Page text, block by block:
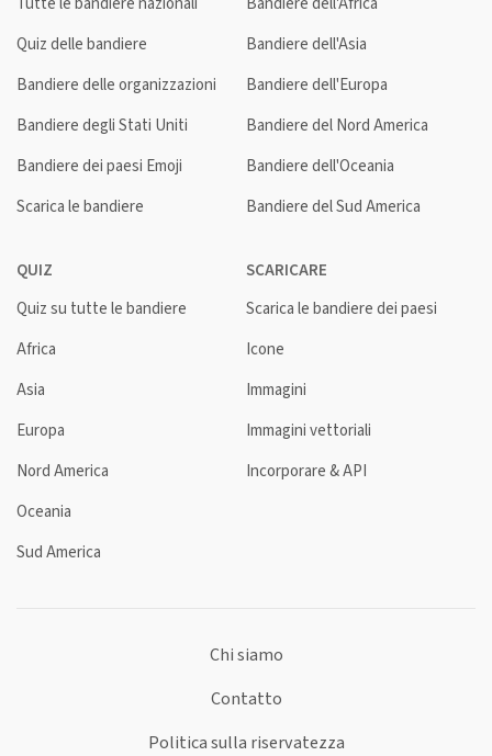
Quiz delle bandiere
Bandiere delle organizzazioni
Bandiere degli Stati Uniti
Bandiere dei paesi Emoji
Scarica le bandiere
Bandiere dell'Asia
Bandiere dell'Europa
Bandiere del Nord America
Bandiere dell'Oceania
Bandiere del Sud America
QUIZ
Quiz su tutte le bandiere
Africa
Asia
Europa
Nord America
Oceania
Sud America
SCARICARE
Scarica le bandiere dei paesi
Icone
Immagini
Immagini vettoriali
Incorporare & API
Chi siamo
Contatto
Politica sulla riservatezza